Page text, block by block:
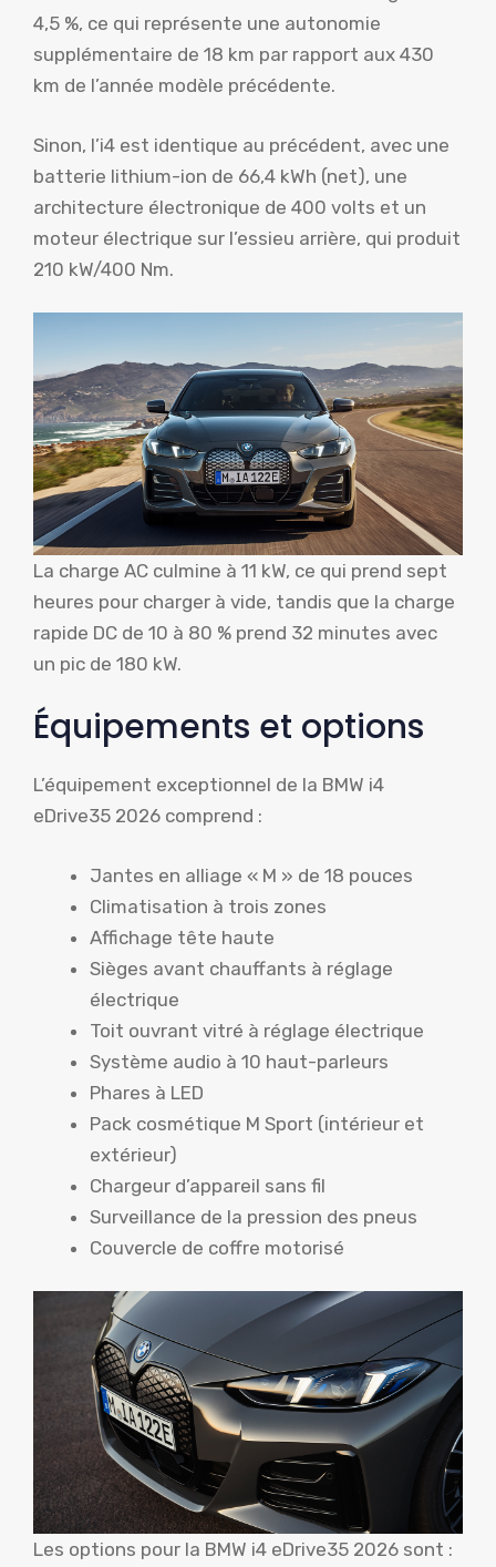
4,5 %, ce qui représente une autonomie
supplémentaire de 18 km par rapport aux 430
km de l’année modèle précédente.
Sinon, l’i4 est identique au précédent, avec une
batterie lithium-ion de 66,4 kWh (net), une
architecture électronique de 400 volts et un
moteur électrique sur l’essieu arrière, qui produit
210 kW/400 Nm.
La charge AC culmine à 11 kW, ce qui prend sept
heures pour charger à vide, tandis que la charge
rapide DC de 10 à 80 % prend 32 minutes avec
un pic de 180 kW.
Équipements et options
L’équipement exceptionnel de la BMW i4
eDrive35 2026 comprend :
Jantes en alliage « M » de 18 pouces
Climatisation à trois zones
Affichage tête haute
Sièges avant chauffants à réglage
électrique
Toit ouvrant vitré à réglage électrique
Système audio à 10 haut-parleurs
Phares à LED
Pack cosmétique M Sport (intérieur et
extérieur)
Chargeur d’appareil sans fil
Surveillance de la pression des pneus
Couvercle de coffre motorisé
Les options pour la BMW i4 eDrive35 2026 sont :